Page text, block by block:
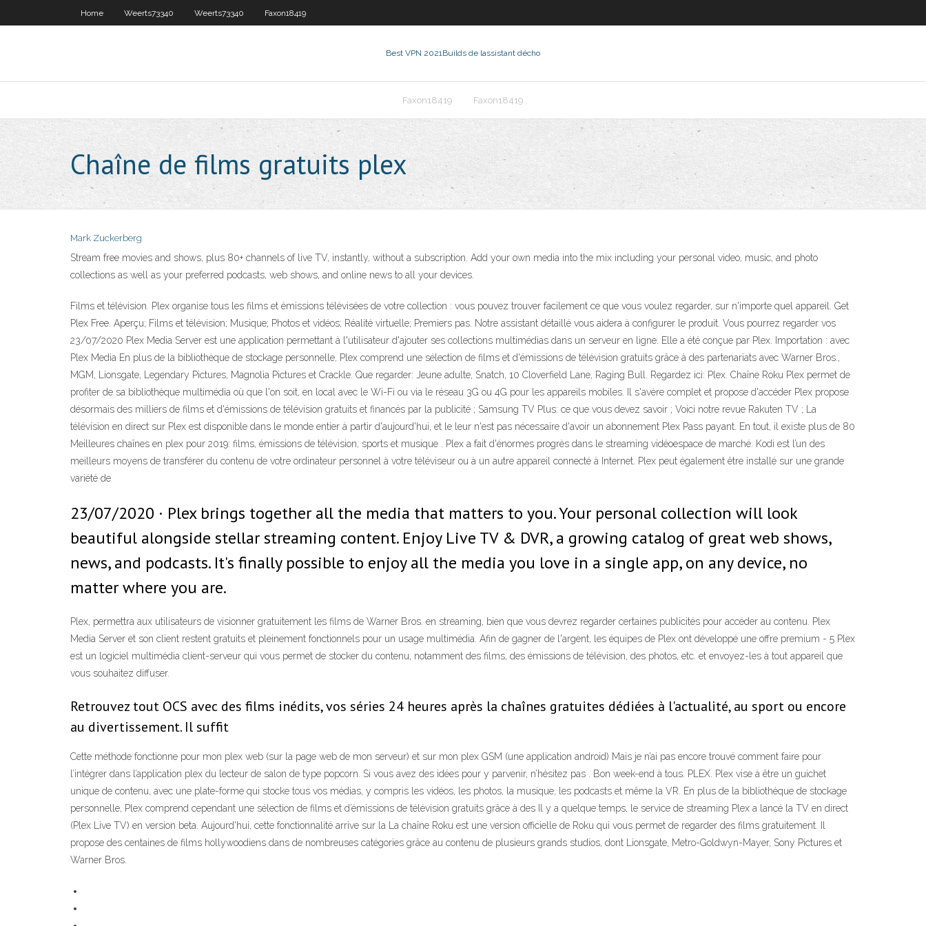
Home Weerts73340 Weerts73340 Faxon18419
Best VPN 2021Builds de lassistant décho
Faxon18419 Faxon18419
Chaîne de films gratuits plex
Mark Zuckerberg
Stream free movies and shows, plus 80+ channels of live TV, instantly, without a subscription. Add your own media into the mix including your personal video, music, and photo
collections as well as your preferred podcasts, web shows, and online news to all your devices.
Films et télévision. Plex organise tous les films et émissions télévisées de votre collection : vous pouvez trouver facilement ce que vous voulez regarder, sur n'importe quel appareil. Get
Plex Free. Aperçu; Films et télévision; Musique; Photos et vidéos; Réalité virtuelle; Premiers pas. Notre assistant détaillé vous aidera à configurer le produit. Vous pourrez regarder vos
23/07/2020 Plex Media Server est une application permettant à l'utilisateur d'ajouter ses collections multimédias dans un serveur en ligne. Elle a été conçue par Plex. Importation : avec
Plex Media En plus de la bibliothèque de stockage personnelle, Plex comprend une sélection de films et d'émissions de télévision gratuits grâce à des partenariats avec Warner Bros.,
MGM, Lionsgate, Legendary Pictures, Magnolia Pictures et Crackle. Que regarder: Jeune adulte, Snatch, 10 Cloverfield Lane, Raging Bull. Regardez ici: Plex. Chaîne Roku Plex permet de
profiter de sa bibliothèque multimédia où que l'on soit, en local avec le Wi-Fi ou via le réseau 3G ou 4G pour les appareils mobiles. Il s'avère complet et propose d'accéder Plex propose
désormais des milliers de films et d'émissions de télévision gratuits et financés par la publicité ; Samsung TV Plus: ce que vous devez savoir ; Voici notre revue Rakuten TV ; La
télévision en direct sur Plex est disponible dans le monde entier à partir d'aujourd'hui, et le leur n'est pas nécessaire d'avoir un abonnement Plex Pass payant. En tout, il existe plus de 80
Meilleures chaînes en plex pour 2019: films, émissions de télévision, sports et musique . Plex a fait d'énormes progrès dans le streaming vidéoespace de marché. Kodi est l’un des
meilleurs moyens de transférer du contenu de votre ordinateur personnel à votre téléviseur ou à un autre appareil connecté à Internet. Plex peut également être installé sur une grande
variété de
23/07/2020 · Plex brings together all the media that matters to you. Your personal collection will look
beautiful alongside stellar streaming content. Enjoy Live TV & DVR, a growing catalog of great web shows,
news, and podcasts. It's finally possible to enjoy all the media you love in a single app, on any device, no
matter where you are.
Plex, permettra aux utilisateurs de visionner gratuitement les films de Warner Bros. en streaming, bien que vous devrez regarder certaines publicités pour accéder au contenu. Plex
Media Server et son client restent gratuits et pleinement fonctionnels pour un usage multimédia. Afin de gagner de l'argent, les équipes de Plex ont développé une offre premium - 5 Plex
est un logiciel multimédia client-serveur qui vous permet de stocker du contenu, notamment des films, des émissions de télévision, des photos, etc. et envoyez-les à tout appareil que
vous souhaitez diffuser.
Retrouvez tout OCS avec des films inédits, vos séries 24 heures après la chaînes gratuites dédiées à l'actualité, au sport ou encore
au divertissement. Il suffit
Cette méthode fonctionne pour mon plex web (sur la page web de mon serveur) et sur mon plex GSM (une application android) Mais je n’ai pas encore trouvé comment faire pour
l’intégrer dans l’application plex du lecteur de salon de type popcorn. Si vous avez des idées pour y parvenir, n’hésitez pas . Bon week-end à tous. PLEX. Plex vise à être un guichet
unique de contenu, avec une plate-forme qui stocke tous vos médias, y compris les vidéos, les photos, la musique, les podcasts et même la VR. En plus de la bibliothèque de stockage
personnelle, Plex comprend cependant une sélection de films et d’émissions de télévision gratuits grâce à des Il y a quelque temps, le service de streaming Plex a lancé la TV en direct
(Plex Live TV) en version beta. Aujourd'hui, cette fonctionnalité arrive sur la La chaîne Roku est une version officielle de Roku qui vous permet de regarder des films gratuitement. Il
propose des centaines de films hollywoodiens dans de nombreuses catégories grâce au contenu de plusieurs grands studios, dont Lionsgate, Metro-Goldwyn-Mayer, Sony Pictures et
Warner Bros.